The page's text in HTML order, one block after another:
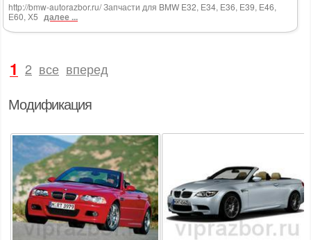
Модификация
http://bmw-autorazbor.ru/ Запчасти для BMW E32, Е34, Е36, Е39, Е46,
Е60, Х5 далее ...
1 2 все вперед